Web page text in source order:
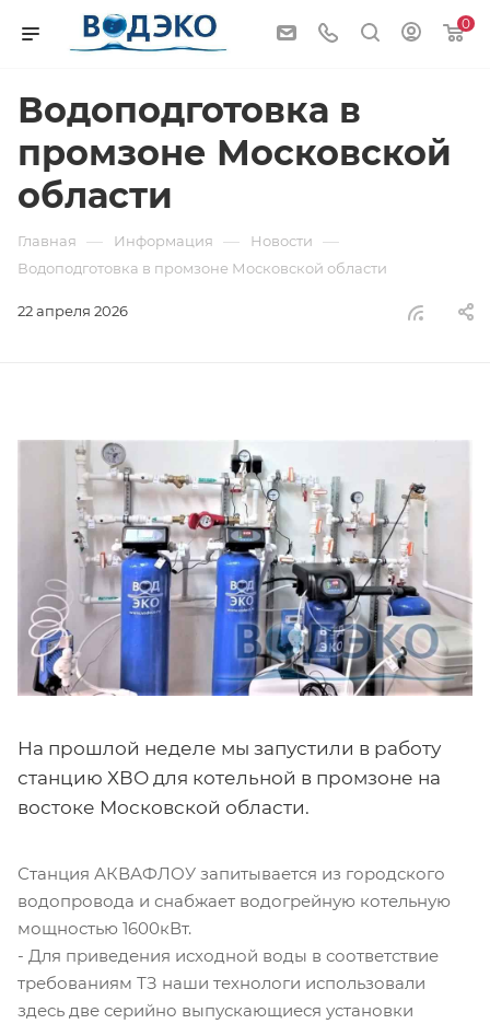
0
Водоподготовка в
промзоне Московской
области
Главная — Информация — Новости —
Водоподготовка в промзоне Московской области
22 апреля 2026
На прошлой неделе мы запустили в работу
станцию ХВО для котельной в промзоне на
востоке Московской области.
Станция АКВАФЛОУ запитывается из городского
водопровода и снабжает водогрейную котельную
мощностью 1600кВт.
- Для приведения исходной воды в соответствие
требованиям ТЗ наши технологи использовали
здесь две серийно выпускающиеся установки